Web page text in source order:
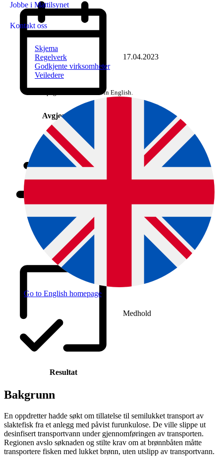
Jobbe i Mattilsynet
Kontakt oss
Skjema
Regelverk
Godkjente virksomheter
Veiledere
The page is not available in English.
Go to English homepage
Avgjort dato
17.04.2023
Saksnummer
Resultat
Medhold
Bakgrunn
En oppdretter hadde søkt om tillatelse til semilukket transport av
slaktefisk fra et anlegg med påvist furunkulose. De ville slippe ut
desinfisert transportvann under gjennomføringen av transporten.
Regionen avslo søknaden og stilte krav om at brønnbåten måtte
transportere fisken med lukket brønn, uten utslipp av transportvann.